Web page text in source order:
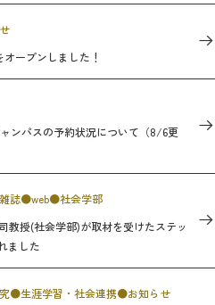
ープンしました！
ンパスの予約状況について（8/6更
誌 web
社会学部
教授(社会学部)が取材を受けたステッ
ました
生涯学習・社会連携
お知らせ